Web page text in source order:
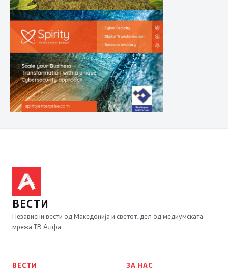
ВЕСТИ
Независни вести од Македонија и светот, дел од медиумската
мрежа ТВ Алфа.
ВЕСТИ ЗА НАС